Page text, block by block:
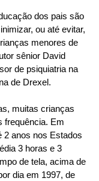
dos pais são
ou até evitar,
menores de
sênior David
de psiquiatria na
de Drexel.
muitas crianças
frequência. Em
2 anos nos Estados
3 horas e 3
de tela, acima de
dia em 1997, de